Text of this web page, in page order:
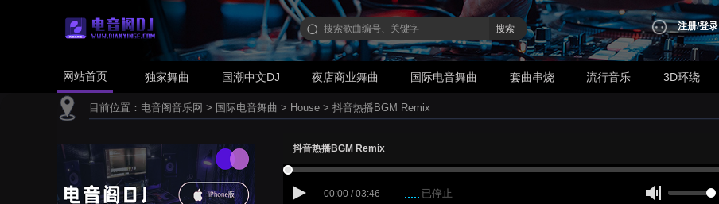
搜索 注册/登录
网站首页 独家舞曲 国潮中文DJ 夜店商业舞曲 国际电音舞曲 套曲串烧 流行音乐 3D环绕
目前位置： 电音阁音乐网 > 国际电音舞曲 > House > 抖音热播BGM Remix ‭‭
抖音热播BGM Remix ‭‭
00:00 / 03:46 已停止